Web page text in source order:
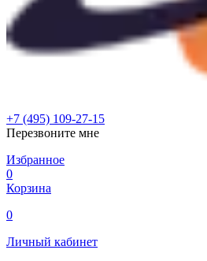
+7 (495) 109-27-15
Перезвоните мне
Избранное
0
Корзина
0
Личный кабинет